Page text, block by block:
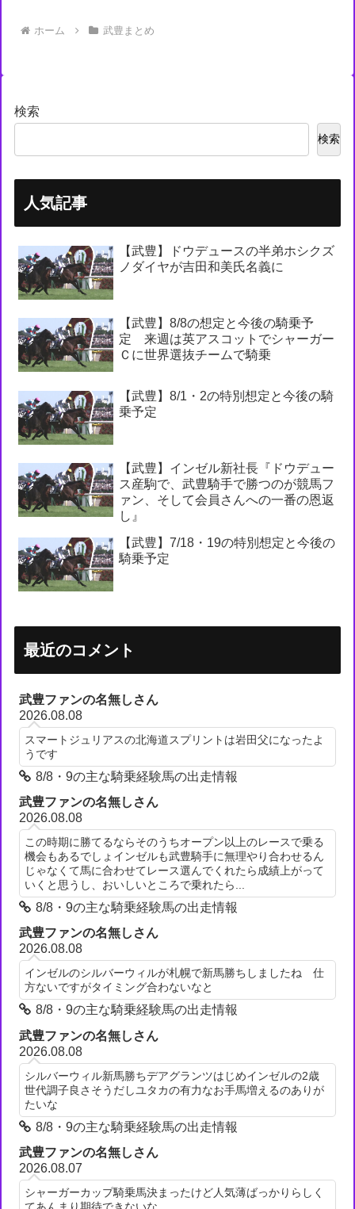
ホーム 武豊まとめ
検索
検索
人気記事
【武豊】ドウデュースの半弟ホシクズ
ノダイヤが吉田和美氏名義に
【武豊】8/8の想定と今後の騎乗予
定 来週は英アスコットでシャーガー
Ｃに世界選抜チームで騎乗
【武豊】8/1・2の特別想定と今後の騎
乗予定
【武豊】インゼル新社長『ドウデュー
ス産駒で、武豊騎手で勝つのが競馬フ
ァン、そして会員さんへの一番の恩返
し』
【武豊】7/18・19の特別想定と今後の
騎乗予定
最近のコメント
武豊ファンの名無しさん
2026.08.08
スマートジュリアスの北海道スプリントは岩田父になったよ
うです
8/8・9の主な騎乗経験馬の出走情報
武豊ファンの名無しさん
2026.08.08
この時期に勝てるならそのうちオープン以上のレースで乗る
機会もあるでしょインゼルも武豊騎手に無理やり合わせるん
じゃなくて馬に合わせてレース選んでくれたら成績上がって
いくと思うし、おいしいところで乗れたら...
8/8・9の主な騎乗経験馬の出走情報
武豊ファンの名無しさん
2026.08.08
インゼルのシルバーウィルが札幌で新馬勝ちしましたね 仕
方ないですがタイミング合わないなと
8/8・9の主な騎乗経験馬の出走情報
武豊ファンの名無しさん
2026.08.08
シルバーウィル新馬勝ちデアグランツはじめインゼルの2歳
世代調子良さそうだしユタカの有力なお手馬増えるのありが
たいな
8/8・9の主な騎乗経験馬の出走情報
武豊ファンの名無しさん
2026.08.07
シャーガーカップ騎乗馬決まったけど人気薄ばっかりらしく